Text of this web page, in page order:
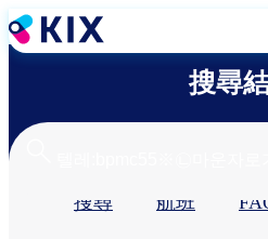
移
至
搜尋
Primary
搜尋 航班